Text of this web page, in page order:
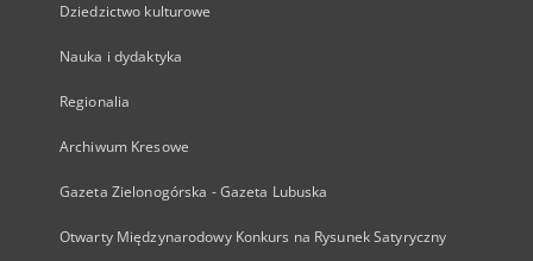
Dziedzictwo kulturowe
Nauka i dydaktyka
Regionalia
Archiwum Kresowe
Gazeta Zielonogórska - Gazeta Lubuska
Otwarty Międzynarodowy Konkurs na Rysunek Satyryczny